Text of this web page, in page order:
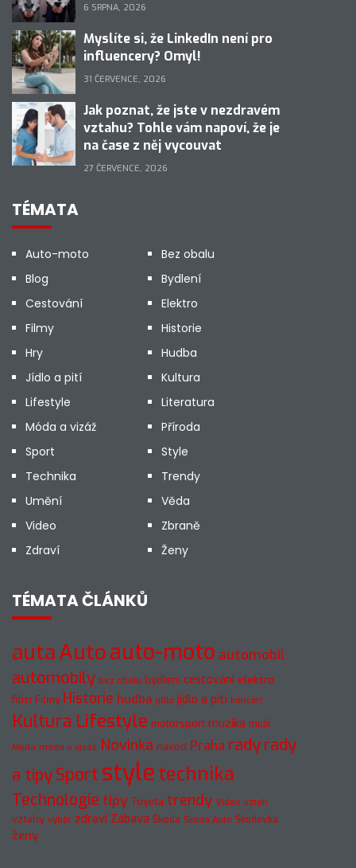
6 SRPNA, 2026
Myslíte si, že LinkedIn není pro
influencery? Omyl!
31 ČERVENCE, 2026
Jak poznat, že jste v nezdravém
vztahu? Tohle vám napoví, že je
na čase z něj vycouvat
27 ČERVENCE, 2026
TÉMATA
Auto-moto
Bez obalu
Blog
Bydlení
Cestování
Elektro
Filmy
Historie
Hry
Hudba
Jídlo a pití
Kultura
Lifestyle
Literatura
Móda a vizáž
Příroda
Sport
Style
Technika
Trendy
Umění
Věda
Video
Zbraně
Zdraví
Ženy
TÉMATA ČLÁNKŮ
autaAutoauto-moto automobil
automobily bez obalu bydlení cestování elektro
film Filmy Historie hudba jídlo jídlo a pití koncert
Kultura Lifestyle motorsport muzika muži
Móda móda a vizáž Novinka návod Praha radyrady
a tipySport styletechnika
Technologie tipy Toyota trendy Video vztah
vztahy výběr zdraví Zábava Škoda Škoda Auto Škodovka
ženy